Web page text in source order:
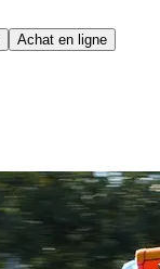
Achat en ligne